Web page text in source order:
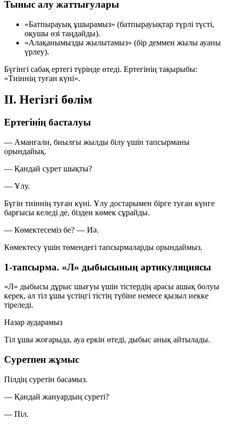
Тыныс алу жаттығулары
«Батпырауық ұшырамыз» (батпырауықтар түрлі түсті,
оқушы өзі таңдайды).
«Алақанымызды жылытамыз» (бір деммен жылы ауаны
үрлеу).
Бүгінгі сабақ ертегі түрінде өтеді. Ертегінің тақырыбы:
«Тиіннің туған күні».
II. Негізгі бөлім
Ертегінің басталуы
— Аманғали, биылғы жылды білу үшін тапсырманы
орындайық.
— Қандай сурет шықты?
— Ұлу.
Бүгін тиіннің туған күні. Ұлу достарымен бірге туған күнге
барғысы келеді де, бізден көмек сұрайды.
— Көмектесеміз бе? — Иә.
Көмектесу үшін төмендегі тапсырмаларды орындаймыз.
1-тапсырма. «Л» дыбысының артикуляциясы
«Л» дыбысы дұрыс шығуы үшін тістердің арасы ашық болуы
керек, ал тіл ұшы үстіңгі тістің түбіне немесе қызыл иекке
тіреледі.
Назар аударамыз
Тіл ұшы жоғарыда, ауа еркін өтеді, дыбыс анық айтылады.
Суретпен жұмыс
Пілдің суретін басамыз.
— Қандай жануардың суреті?
— Піл.